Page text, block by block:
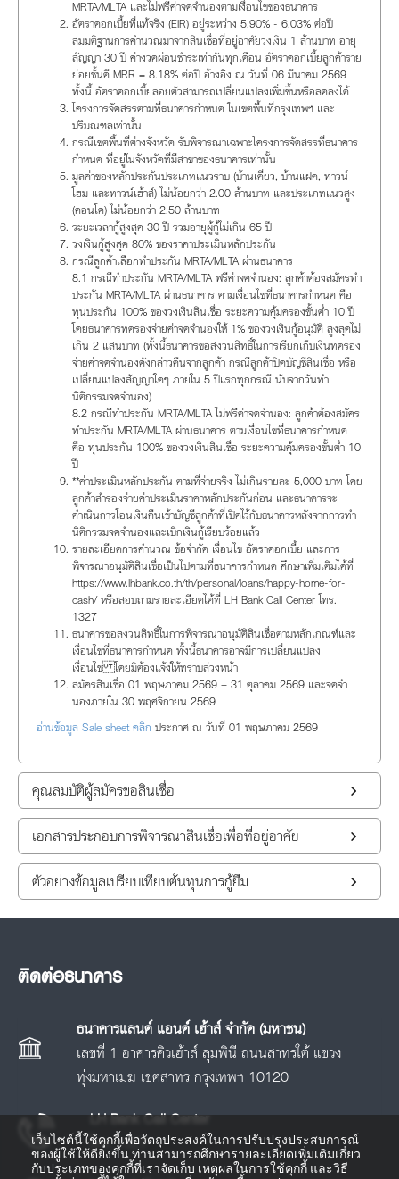
MRTA/MLTA และไม่ฟรีค่าจดจำนองตามเงื่อนไขของธนาคาร
อัตราดอกเบี้ยที่แท้จริง (EIR) อยู่ระหว่าง 5.90% - 6.03% ต่อปี
สมมติฐานการคำนวณมาจากสินเชื่อที่อยู่อาศัยวงเงิน 1 ล้านบาท อายุ
สัญญา 30 ปี ค่างวดผ่อนชำระเท่ากันทุกเดือน อัตราดอกเบี้ยลูกค้าราย
ย่อยชั้นดี MRR = 8.18% ต่อปี อ้างอิง ณ วันที่ 06 มีนาคม 2569
ทั้งนี้ อัตราดอกเบี้ยลอยตัวสามารถเปลี่ยนแปลงเพิ่มขึ้นหรือลดลงได้
โครงการจัดสรรตามที่ธนาคารกำหนด ในเขตพื้นที่กรุงเทพฯ และ
ปริมณฑลเท่านั้น
กรณีเขตพื้นที่ต่างจังหวัด รับพิจารณาเฉพาะโครงการจัดสรรที่ธนาคาร
กำหนด ที่อยู่ในจังหวัดที่มีสาขาของธนาคารเท่านั้น
มูลค่าของหลักประกันประเภทแนวราบ (บ้านเดี่ยว, บ้านแฝด, ทาวน์
โฮม และทาวน์เฮ้าส์) ไม่น้อยกว่า 2.00 ล้านบาท และประเภทแนวสูง
(คอนโด) ไม่น้อยกว่า 2.50 ล้านบาท
ระยะเวลากู้สูงสุด 30 ปี รวมอายุผู้กู้ไม่เกิน 65 ปี
วงเงินกู้สูงสุด 80% ของราคาประเมินหลักประกัน
กรณีลูกค้าเลือกทำประกัน MRTA/MLTA ผ่านธนาคาร
8.1 กรณีทำประกัน MRTA/MLTA ฟรีค่าจดจำนอง: ลูกค้าต้องสมัครทำ
ประกัน MRTA/MLTA ผ่านธนาคาร ตามเงื่อนไขที่ธนาคารกำหนด คือ
ทุนประกัน 100% ของวงเงินสินเชื่อ ระยะความคุ้มครองขั้นต่ำ 10 ปี
โดยธนาคารทดรองจ่ายค่าจดจำนองให้ 1% ของวงเงินกู้อนุมัติ สูงสุดไม่
เกิน 2 แสนบาท (ทั้งนี้ธนาคารขอสงวนสิทธิ์ในการเรียกเก็บเงินทดรอง
จ่ายค่าจดจำนองดังกล่าวคืนจากลูกค้า กรณีลูกค้าปิดบัญชีสินเชื่อ หรือ
เปลี่ยนแปลงสัญญาใดๆ ภายใน 5 ปีแรกทุกกรณี นับจากวันทำ
นิติกรรมจดจำนอง)
8.2 กรณีทำประกัน MRTA/MLTA ไม่ฟรีค่าจดจำนอง: ลูกค้าต้องสมัคร
ทำประกัน MRTA/MLTA ผ่านธนาคาร ตามเงื่อนไขที่ธนาคารกำหนด
คือ ทุนประกัน 100% ของวงเงินสินเชื่อ ระยะความคุ้มครองขั้นต่ำ 10
ปี
**ค่าประเมินหลักประกัน ตามที่จ่ายจริง ไม่เกินรายละ 5,000 บาท โดย
ลูกค้าสำรองจ่ายค่าประเมินราคาหลักประกันก่อน และธนาคารจะ
ดำเนินการโอนเงินคืนเข้าบัญชีลูกค้าที่เปิดไว้กับธนาคารหลังจากการทำ
นิติกรรมจดจำนองและเบิกเงินกู้เรียบร้อยแล้ว
รายละเอียดการคำนวณ ข้อจำกัด เงื่อนไข อัตราดอกเบี้ย และการ
พิจารณาอนุมัติสินเชื่อเป็นไปตามที่ธนาคารกำหนด ศึกษาเพิ่มเติมได้ที่
https://www.lhbank.co.th/th/personal/loans/happy-home-for-
cash/ หรือสอบถามรายละเอียดได้ที่ LH Bank Call Center โทร.
1327
ธนาคารขอสงวนสิทธิ์ในการพิจารณาอนุมัติสินเชื่อตามหลักเกณฑ์และ
เงื่อนไขที่ธนาคารกำหนด ทั้งนี้ธนาคารอาจมีการเปลี่ยนแปลง
เงื่อนไข โดยมิต้องแจ้งให้ทราบล่วงหน้า
สมัครสินเชื่อ 01 พฤษภาคม 2569 – 31 ตุลาคม 2569 และจดจำ
นองภายใน 30 พฤศจิกายน 2569
อ่านข้อมูล Sale sheet คลิก ประกาศ ณ วันที่ 01 พฤษภาคม 2569
คุณสมบัติผู้สมัครขอสินเชื่อ
เอกสารประกอบการพิจารณาสินเชื่อเพื่อที่อยู่อาศัย
ตัวอย่างข้อมูลเปรียบเทียบต้นทุนการกู้ยืม
ติดต่อธนาคาร
ธนาคารแลนด์ แอนด์ เฮ้าส์ จำกัด (มหาชน)
เลขที่ 1 อาคารคิวเฮ้าส์ ลุมพินี ถนนสาทรใต้ แขวง
ทุ่งมหาเมฆ เขตสาทร กรุงเทพฯ 10120
LH Bank Call Center
โทร.1327
เว็บไซต์นี้ใช้คุกกี้เพื่อวัตถุประสงค์ในการปรับปรุงประสบการณ์
ของผู้ใช้ให้ดียิ่งขึ้น ท่านสามารถศึกษารายละเอียดเพิ่มเติมเกี่ยว
กับประเภทของคุกกี้ที่เราจัดเก็บ เหตุผลในการใช้คุกกี้ และวิธี